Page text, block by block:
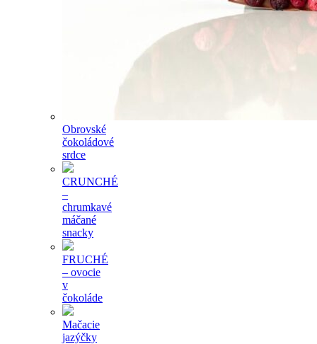
Obrovské
čokoládové
srdce
CRUNCHÉ
–
chrumkavé
máčané
snacky
FRUCHÉ
– ovocie
v
čokoláde
Mačacie
jazýčky